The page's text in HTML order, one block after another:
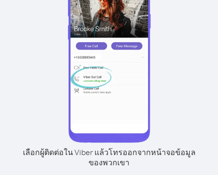
เลือกผู้ติดต่อใน Viber แล้วโทรออกจากหน้าจอข้อมูล
ของพวกเขา